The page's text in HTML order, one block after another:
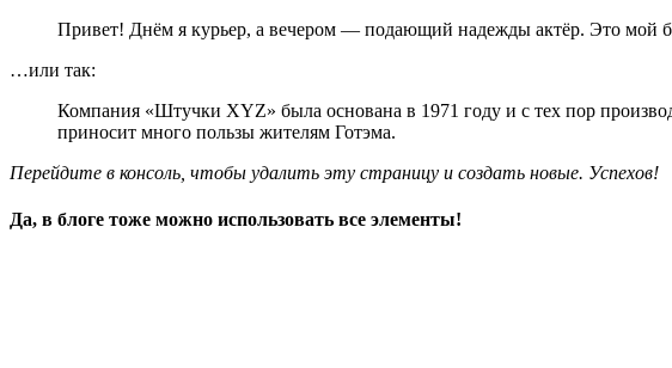
Привет! Днём я курьер, а вечером — подающий надежды актёр. Это мой
…или так:
Компания «Штучки XYZ» была основана в 1971 году и с тех пор
приносит много пользы жителям Готэма.
Перейдите в консоль, чтобы удалить эту страницу и создать новые. Успехов!
Да, в блоге тоже можно использовать все элементы!